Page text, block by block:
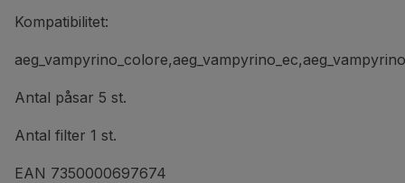
Kompatibilitet:
Antal påsar 5 st.
Antal filter 1 st.
EAN 7350000697674